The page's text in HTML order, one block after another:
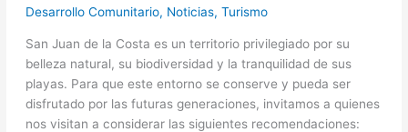
Desarrollo Comunitario, Noticias, Turismo
San Juan de la Costa es un territorio privilegiado por su
belleza natural, su biodiversidad y la tranquilidad de sus
playas. Para que este entorno se conserve y pueda ser
disfrutado por las futuras generaciones, invitamos a quienes
nos visitan a considerar las siguientes recomendaciones: